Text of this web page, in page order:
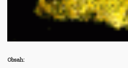
Obsah: